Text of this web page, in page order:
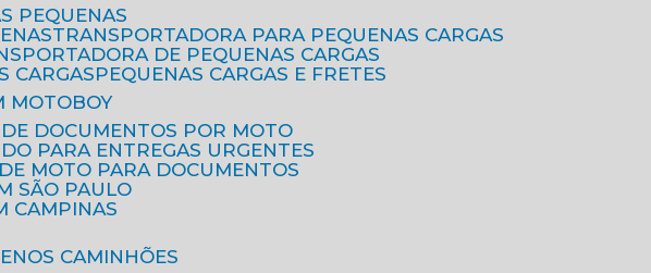
PEQUENAS
TRANSPORTADORA PARA PEQUENAS CARGAS
DE PEQUENAS CARGAS
CARGAS
PEQUENAS CARGAS E FRETES
MOTOBOY
DE DOCUMENTOS POR MOTO
PARA ENTREGAS URGENTES
MOTO PARA DOCUMENTOS
SÃO PAULO
CAMPINAS
CAMINHÕES